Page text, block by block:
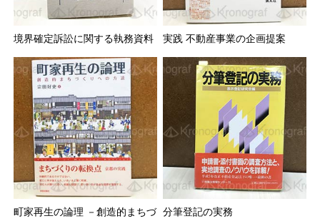
境界確定訴訟に関する執務資料 実践 不動産事業の企画提案
町家再生の論理 －創造的まちづ 分筆登記の実務